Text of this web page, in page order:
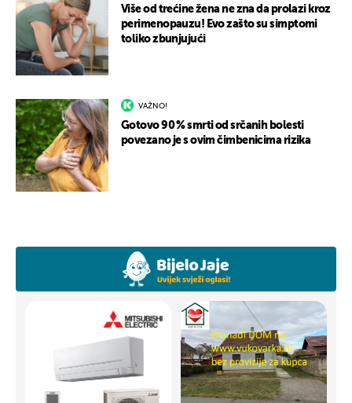
Više od trećine žena ne zna da prolazi kroz
perimenopauzu! Evo zašto su simptomi
toliko zbunjujući
VAŽNO!
Gotovo 90 % smrti od srčanih bolesti
povezano je s ovim čimbenicima rizika